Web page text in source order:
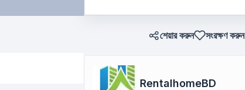
শেয়ার করুন সংরক্ষণ করুন
RentalhomeBD